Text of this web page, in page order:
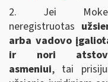
2.
Jei
neregistruotas
arba vadovo
ir
nori
asmeniui, tai